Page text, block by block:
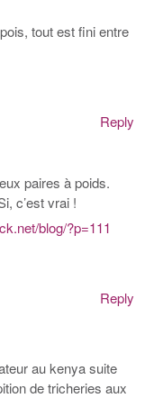
tout est fini entre
Reply
paires à poids.
c’est vrai !
blog/?p=111
Reply
au kenya suite
de tricheries aux